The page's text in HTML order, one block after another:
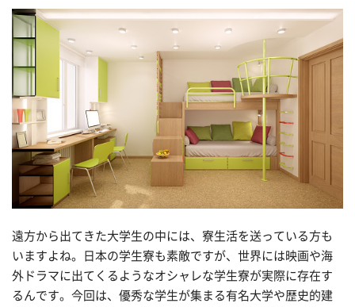
遠方から出てきた大学生の中には、寮生活を送っている方も
いますよね。日本の学生寮も素敵ですが、世界には映画や海
外ドラマに出てくるようなオシャレな学生寮が実際に存在す
るんです。今回は、優秀な学生が集まる有名大学や歴史的建